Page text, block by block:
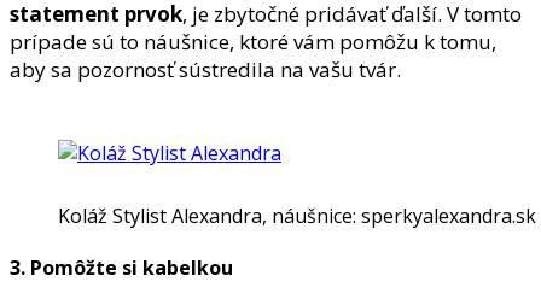
statement prvok, je zbytočné pridávať ďalší. V tomto
prípade sú to náušnice, ktoré vám pomôžu k tomu,
aby sa pozornosť sústredila na vašu tvár.
Koláž Stylist Alexandra, náušnice: sperkyalexandra.sk
3. Pomôžte si kabelkou